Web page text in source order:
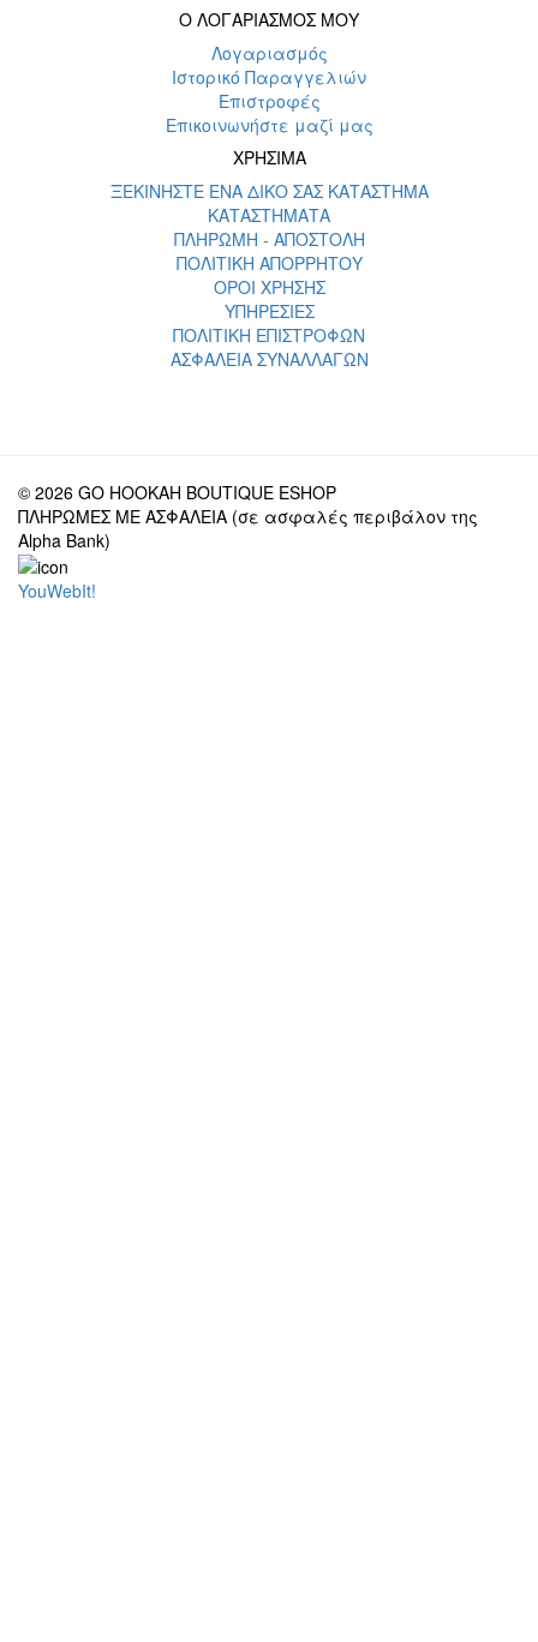
Ο ΛΟΓΑΡΙΑΣΜΟΣ ΜΟΥ
Λογαριασμός
Ιστορικό Παραγγελιών
Επιστροφές
Επικοινωνήστε μαζί μας
ΧΡΗΣΙΜΑ
ΞΕΚΙΝΗΣΤΕ ΕΝΑ ΔΙΚΟ ΣΑΣ ΚΑΤΑΣΤΗΜΑ
ΚΑΤΑΣΤΗΜΑΤΑ
ΠΛΗΡΩΜΗ - ΑΠΟΣΤΟΛΗ
ΠΟΛΙΤΙΚΗ ΑΠΟΡΡΗΤΟΥ
ΟΡΟΙ ΧΡΗΣΗΣ
ΥΠΗΡΕΣΙΕΣ
ΠΟΛΙΤΙΚΗ ΕΠΙΣΤΡΟΦΩΝ
ΑΣΦΑΛΕΙΑ ΣΥΝΑΛΛΑΓΩΝ
© 2026 GO HOOKAH BOUTIQUE ESHOP
ΠΛΗΡΩΜΕΣ ΜΕ ΑΣΦΑΛΕΙΑ (σε ασφαλές περιβάλον της
Alpha Bank)
YouWebIt!